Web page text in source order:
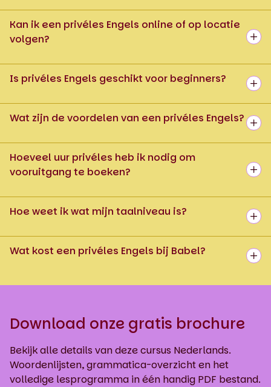
Kan ik een privéles Engels online of op locatie
volgen?
Is privéles Engels geschikt voor beginners?
Wat zijn de voordelen van een privéles Engels?
Hoeveel uur privéles heb ik nodig om
vooruitgang te boeken?
Hoe weet ik wat mijn taalniveau is?
Wat kost een privéles Engels bij Babel?
Download onze gratis brochure
Bekijk alle details van deze cursus Nederlands.
Woordenlijsten, grammatica-overzicht en het
volledige lesprogramma in één handig PDF bestand.